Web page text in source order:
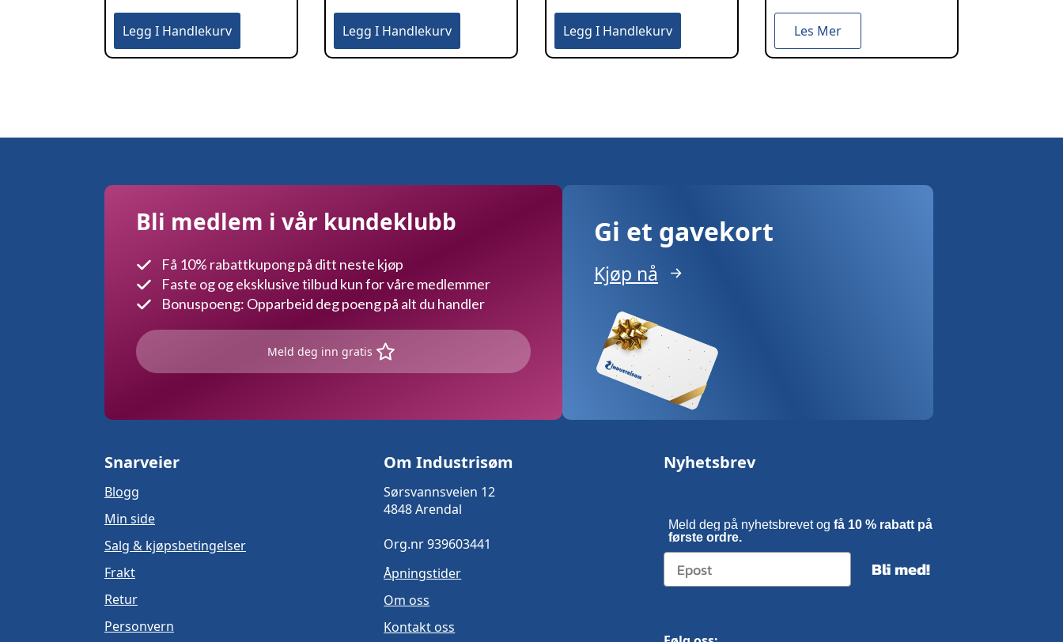
Legg I Handlekurv Legg I Handlekurv Legg I Handlekurv Les Mer
Bli medlem i vår kundeklubb
Få 10% rabattkupong på ditt neste kjøp
Faste og og eksklusive tilbud kun for våre medlemmer
Bonuspoeng: Opparbeid deg poeng på alt du handler
Meld deg inn gratis
Gi et gavekort
Kjøp nå
Snarveier
Blogg
Min side
Salg & kjøpsbetingelser
Frakt
Retur
Personvern
Om Industrisøm
Sørsvannsveien 12
4848 Arendal
Org.nr 939603441
Åpningstider
Om oss
Kontakt oss
Nyhetsbrev
Meld deg på nyhetsbrevet og få 10 % rabatt på
første ordre.
Bli med!